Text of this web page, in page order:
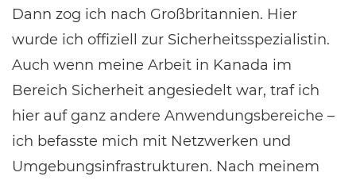
Dann zog ich nach Großbritannien. Hier
wurde ich offiziell zur Sicherheitsspezialistin.
Auch wenn meine Arbeit in Kanada im
Bereich Sicherheit angesiedelt war, traf ich
hier auf ganz andere Anwendungsbereiche –
ich befasste mich mit Netzwerken und
Umgebungsinfrastrukturen. Nach meinem